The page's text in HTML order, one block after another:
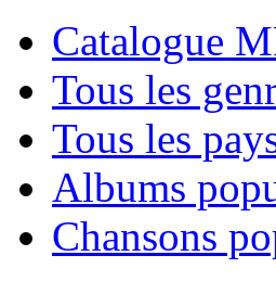
Catalogue
Tous les
Tous les
Albums
Chansons